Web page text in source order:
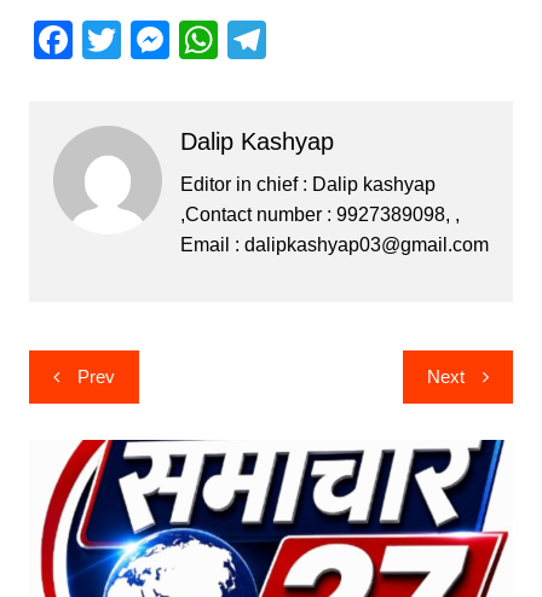
F
c
e
b
o
T
itt
er
M
s
e
n
W
s
A
p
T
gr
a
m
Dalip Kashyap
Editor in chief : Dalip kashyap
,Contact number : 9927389098, ,
Email : dalipkashyap03@gmail.com
Post
navigation
Prev Next